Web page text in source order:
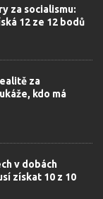
za socialismu:
12 ze 12 bodů
za
kdo má
v dobách
získat 10 z 10